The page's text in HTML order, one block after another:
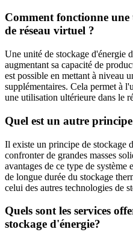
Comment fonctionne une
de réseau virtuel ?
Une unité de stockage d'énergie
augmentant sa capacité de
est possible en mettant à niveau
supplémentaires. Cela permet à
une utilisation ultérieure dans le
Quel est un autre
Il existe un principe de stockage
confronter de grandes masses
avantages de ce type de système
de longue durée du stockage
celui des autres technologies de
Quels sont les services
stockage d'énergie?